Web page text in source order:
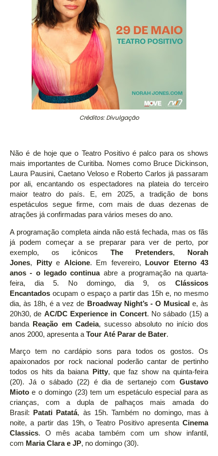
Créditos: Divulgação
Não é de hoje que o Teatro Positivo é palco para os shows
mais importantes de Curitiba. Nomes como Bruce Dickinson,
Laura Pausini, Caetano Veloso e Roberto Carlos já passaram
por ali, encantando os espectadores na plateia do terceiro
maior teatro do país. E, em 2025, a tradição de bons
espetáculos segue firme, com mais de duas dezenas de
atrações já confirmadas para vários meses do ano.
A programação completa ainda não está fechada, mas os fãs
já podem começar a se preparar para ver de perto, por
exemplo, os icônicos The Pretenders,
Norah
Jones, Pittye Alcione. Em fevereiro,
Louvor Eterno 43
anos - o legado continuaabre a programação na quarta-
feira, dia 5. No domingo, dia 9, os Clássicos
Encantados ocupam o espaço a partir das 15h e, no mesmo
dia, às 18h, é a vez de Broadway Night’s - O Musical e, às
20h30, de AC/DC Experience in Concert. No sábado (15) a
banda
Reação em Cadeia, sucesso absoluto no início dos
anos 2000, apresenta a Tour Até Parar de Bater.
Março tem no cardápio sons para todos os gostos. Os
apaixonados por rock nacional poderão cantar de pertinho
todos os hits da baiana
Pitty, que faz show na quinta-feira
(20). Já o sábado (22) é dia de sertanejo com Gustavo
Mioto e o domingo (23) tem um espetáculo especial para as
crianças, com a dupla de palhaços mais amada do
Brasil:
Patati Patatá, às 15h. Também no domingo, mas à
noite, a partir das 19h, o Teatro Positivo apresenta Cinema
Classics. O mês acaba também com um show infantil,
com Maria Clara e JP, no domingo (30).